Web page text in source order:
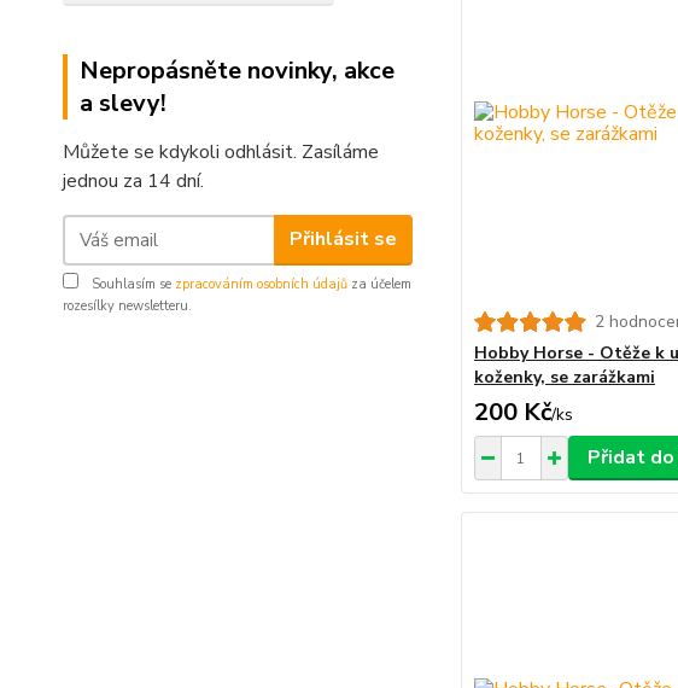
Nepropásněte novinky, akce
a slevy!
Můžete se kdykoli odhlásit. Zasíláme
jednou za 14 dní.
Přihlásit se
Souhlasím se zpracováním osobních údajů za účelem
rozesílky newsletteru.
2
Hobby Horse - Otěže k
koženky, se zarážkami
200 Kč/ks
Přidat do